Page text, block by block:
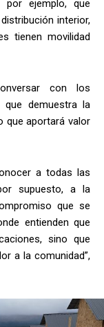
por ejemplo, que
interior,
tienen movilidad
con los
que demuestra la
que aportará valor
a todas las
supuesto, a la
que se
entienden que
sino que
a la comunidad”,